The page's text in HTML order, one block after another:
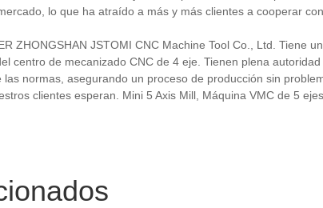
lo que ha atraído a más y más clientes a cooperar
ZHONGSHAN JSTOMI CNC Machine Tool Co., Ltd. Tiene
centro de mecanizado CNC de 4 eje. Tienen plena
normas, asegurando un proceso de producción sin
clientes esperan. Mini 5 Axis Mill, Máquina VMC de 5